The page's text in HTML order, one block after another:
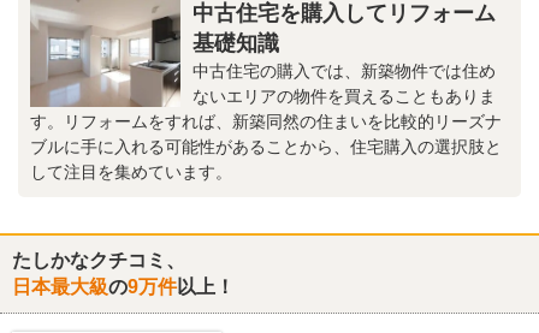
中古住宅を購入してリフォーム
基礎知識
中古住宅の購入では、新築物件では住め
ないエリアの物件を買えることもありま
す。リフォームをすれば、新築同然の住まいを比較的リーズナ
ブルに手に入れる可能性があることから、住宅購入の選択肢と
して注目を集めています。
たしかなクチコミ、
日本最大級の9万件以上！